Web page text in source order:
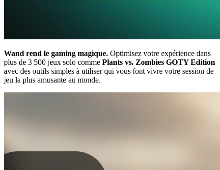
Wand rend le gaming magique. Optimisez votre expérience dans
plus de 3 500 jeux solo comme Plants vs. Zombies GOTY Edition
avec des outils simples à utiliser qui vous font vivre votre session de
jeu la plus amusante au monde.